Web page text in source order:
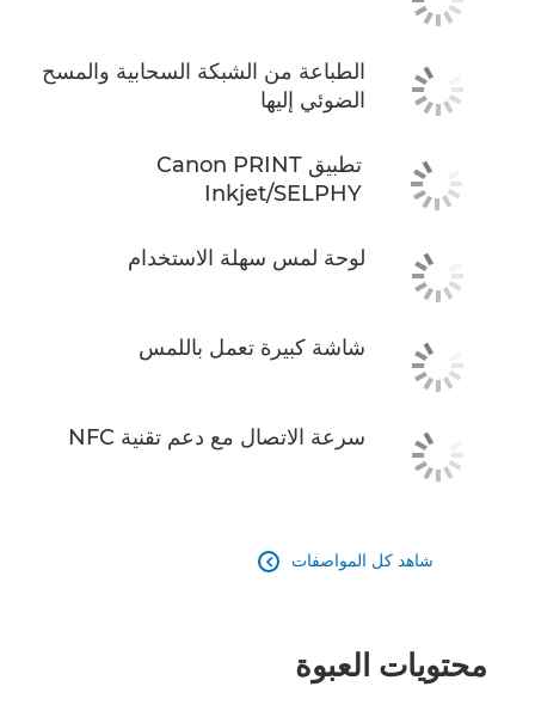
الطباعة من الشبكة السحابية والمسح
الضوئي إليها
تطبيق Canon PRINT
Inkjet/SELPHY
لوحة لمس سهلة الاستخدام
شاشة كبيرة تعمل باللمس
سرعة الاتصال مع دعم تقنية NFC
شاهد كل المواصفات 
محتويات العبوة